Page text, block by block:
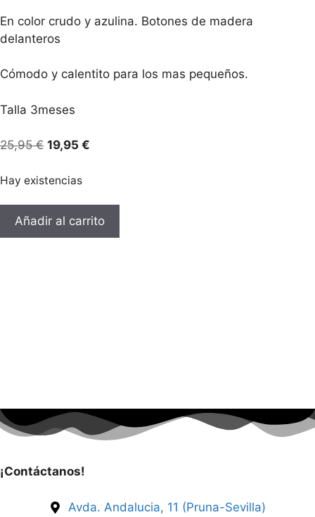
En color crudo y azulina. Botones de madera
delanteros
Cómodo y calentito para los mas pequeños.
Talla 3meses
25,95€ 19,95 €
Hay existencias
Añadir al carrito
¡Contáctanos!
Avda. Andalucia, 11 (Pruna-Sevilla)